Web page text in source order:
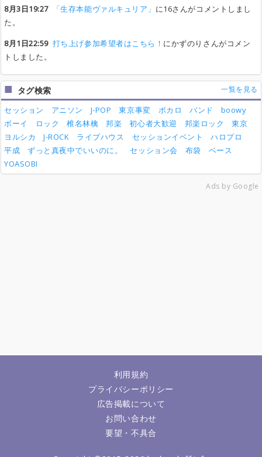
8月3日19:27
「生存本能ヴァルキュリア」 に16さんがコメントしまし
た。
8月1日22:59 打ち上げ参加希望者はこちら！ にかずのりさんがコメン
トしました。
タグ検索 一覧を見る
セッション アニソン J-POP 東京事変 ボカロ バンド
boowy
ボーイ
ロック 椎名林檎 邦楽 初心者大歓迎 邦楽ロック
東京
ヨルシカ
J-ROCK ライブハウス セッションイベント
ハロプロ
平成
ずっと真夜中でいいのに。 セッション会 布袋
ベース
YOASOBI
Ads by Google
利用規約
プライバシーポリシー
広告掲載について
お問い合わせ
要望・不具合